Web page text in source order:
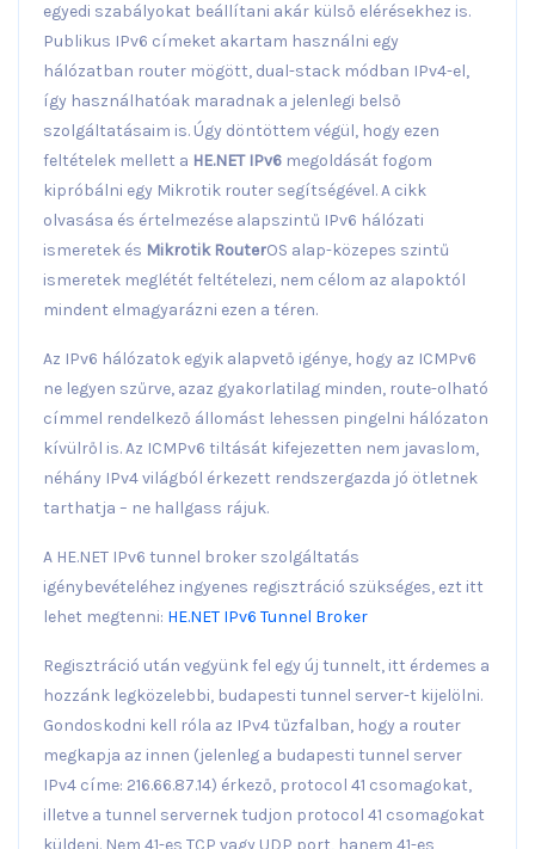
egyedi szabályokat beállítani akár külső elérésekhez is.
Publikus IPv6 címeket akartam használni egy
hálózatban router mögött, dual-stack módban IPv4-el,
így használhatóak maradnak a jelenlegi belső
szolgáltatásaim is. Úgy döntöttem végül, hogy ezen
feltételek mellett a HE.NET IPv6 megoldását fogom
kipróbálni egy Mikrotik router segítségével. A cikk
olvasása és értelmezése alapszintű IPv6 hálózati
ismeretek és Mikrotik RouterOS alap-közepes szintű
ismeretek meglétét feltételezi, nem célom az alapoktól
mindent elmagyarázni ezen a téren.
Az IPv6 hálózatok egyik alapvető igénye, hogy az ICMPv6
ne legyen szűrve, azaz gyakorlatilag minden, route-olható
címmel rendelkező állomást lehessen pingelni hálózaton
kívülről is. Az ICMPv6 tiltását kifejezetten nem javaslom,
néhány IPv4 világból érkezett rendszergazda jó ötletnek
tarthatja – ne hallgass rájuk.
A HE.NET IPv6 tunnel broker szolgáltatás
igénybevételéhez ingyenes regisztráció szükséges, ezt itt
lehet megtenni: HE.NET IPv6 Tunnel Broker
Regisztráció után vegyünk fel egy új tunnelt, itt érdemes a
hozzánk legközelebbi, budapesti tunnel server-t kijelölni.
Gondoskodni kell róla az IPv4 tűzfalban, hogy a router
megkapja az innen (jelenleg a budapesti tunnel server
IPv4 címe: 216.66.87.14) érkező, protocol 41 csomagokat,
illetve a tunnel servernek tudjon protocol 41 csomagokat
küldeni. Nem 41-es TCP vagy UDP port, hanem 41-es